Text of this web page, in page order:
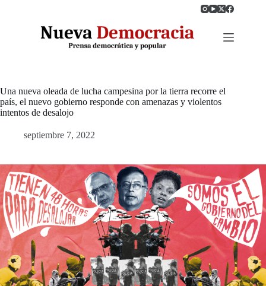
Una nueva oleada de lucha campesina por la tierra recorre el
país, el nuevo gobierno responde con amenazas y violentos
intentos de desalojo
septiembre 7, 2022